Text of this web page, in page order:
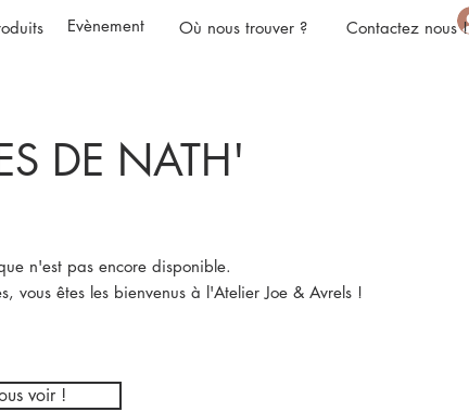
Evènement Où nous trouver ? Contactez nous !
DE NATH'
n'est pas encore disponible.
vous êtes les bienvenus à l'Atelier Joe & Avrels !
voir !